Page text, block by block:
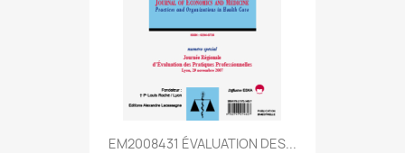
EM2008431 ÉVALUATION DES...